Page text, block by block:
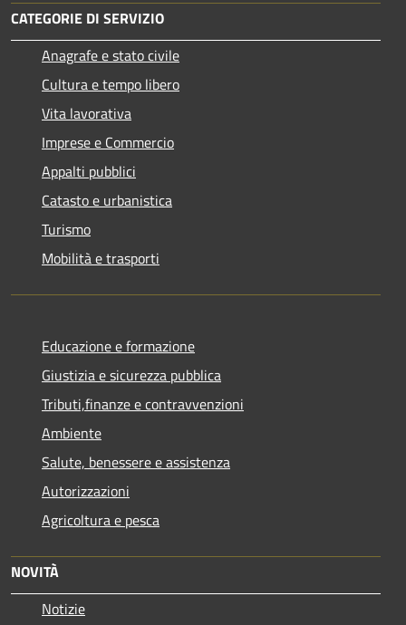
CATEGORIE DI SERVIZIO
Anagrafe e stato civile
Cultura e tempo libero
Vita lavorativa
Imprese e Commercio
Appalti pubblici
Catasto e urbanistica
Turismo
Mobilità e trasporti
Educazione e formazione
Giustizia e sicurezza pubblica
Tributi,finanze e contravvenzioni
Ambiente
Salute, benessere e assistenza
Autorizzazioni
Agricoltura e pesca
NOVITÀ
Notizie